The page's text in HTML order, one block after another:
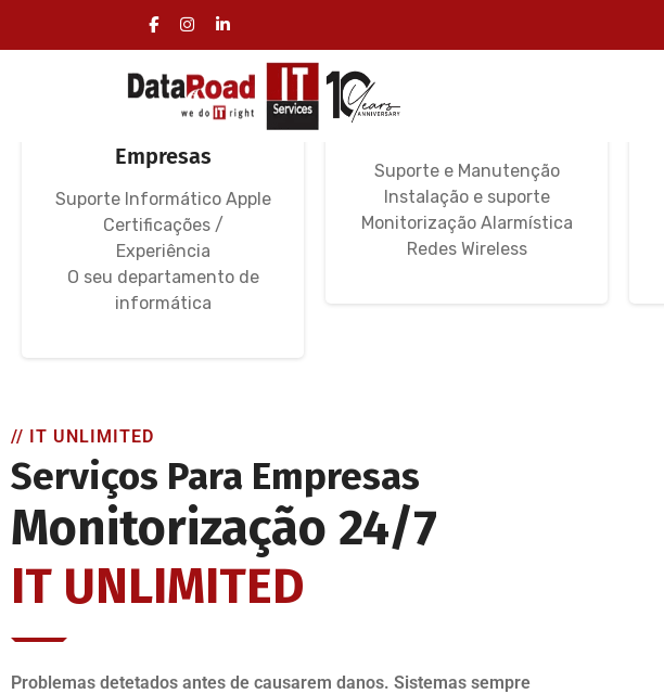
Serviços Informática
Especializados
Empresas
Suporte Informático Apple
Certificações /
Experiência
O seu departamento de
informática
Redes Informáticas,
Suporte e Manutenção
Instalação e suporte
Monitorização Alarmística
Redes Wireless
// IT UNLIMITED
Serviços Para Empresas
Monitorização 24/7
IT UNLIMITED
Problemas detetados antes de causarem danos. Sistemas sempre